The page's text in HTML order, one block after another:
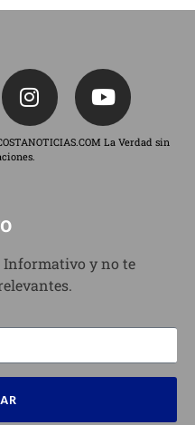
La Verdad sin
Informativo y no te